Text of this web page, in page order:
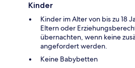
Kinder
Kinder im Alter von bis zu 18
Eltern oder
übernachten, wenn keine
angefordert werden.
Keine Babybetten